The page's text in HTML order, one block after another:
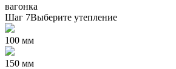
вагонка
Шаг 7Выберите утепление
100 мм
150 мм